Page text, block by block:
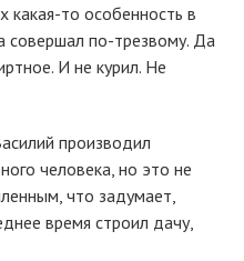
какая-то особенность в
совершал по-трезвому. Да
И не курил. Не
производил
человека, но это не
что задумает,
время строил дачу,